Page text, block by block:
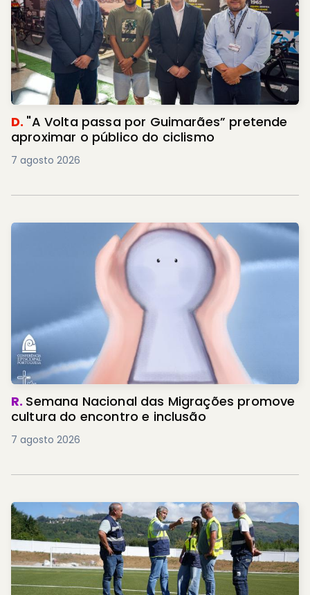
D. "A Volta passa por Guimarães” pretende
aproximar o público do ciclismo
7 agosto 2026
R. Semana Nacional das Migrações promove
cultura do encontro e inclusão
7 agosto 2026